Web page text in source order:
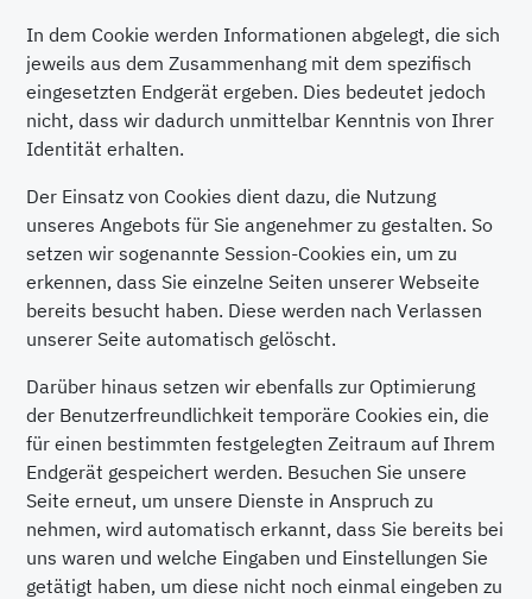
In dem Cookie werden Informationen abgelegt, die sich
jeweils aus dem Zusammenhang mit dem spezifisch
eingesetzten Endgerät ergeben. Dies bedeutet jedoch
nicht, dass wir dadurch unmittelbar Kenntnis von Ihrer
Identität erhalten.
Der Einsatz von Cookies dient dazu, die Nutzung
unseres Angebots für Sie angenehmer zu gestalten. So
setzen wir sogenannte Session-Cookies ein, um zu
erkennen, dass Sie einzelne Seiten unserer Webseite
bereits besucht haben. Diese werden nach Verlassen
unserer Seite automatisch gelöscht.
Darüber hinaus setzen wir ebenfalls zur Optimierung
der Benutzerfreundlichkeit temporäre Cookies ein, die
für einen bestimmten festgelegten Zeitraum auf Ihrem
Endgerät gespeichert werden. Besuchen Sie unsere
Seite erneut, um unsere Dienste in Anspruch zu
nehmen, wird automatisch erkannt, dass Sie bereits bei
uns waren und welche Eingaben und Einstellungen Sie
getätigt haben, um diese nicht noch einmal eingeben zu